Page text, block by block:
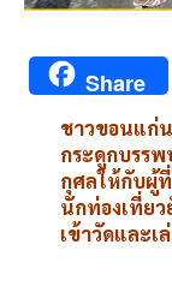
Share
ชาวขอนแก่
กระดูกบรร
กุศลให้กับผู้
นักท่องเที่ย
เข้าวัดและเ